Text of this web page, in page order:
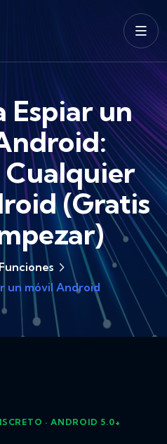
Espiar un
(Gratis
Funciones
un móvil Android
· ANDROID 5.0+